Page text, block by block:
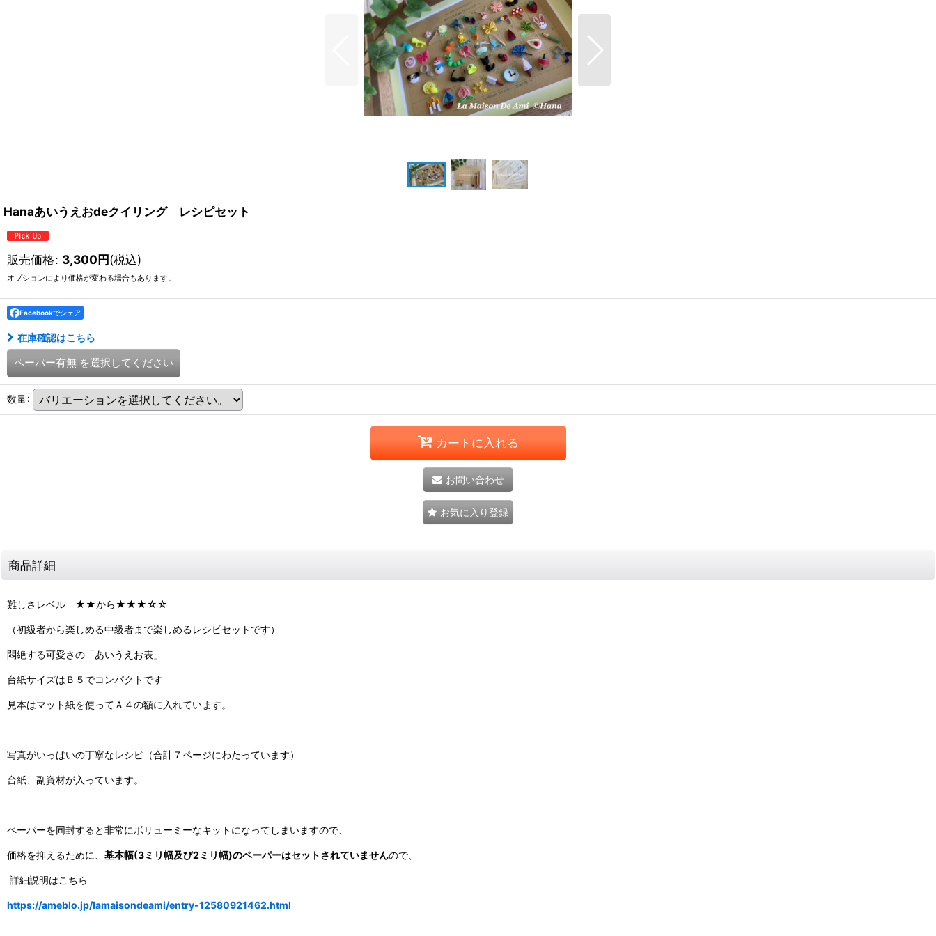
Hanaあいうえおdeクイリング レシピセット
販売価格: 3,300円(税込)
オプションにより価格が変わる場合もあります。
Facebookでシェア
在庫確認はこちら
ペーパー有無 を選択してください
数量:
カートに入れる
お問い合わせ
お気に入り登録
商品詳細
難しさレベル ★★から★★★☆☆
（初級者から楽しめる中級者まで楽しめるレシピセットです）
悶絶する可愛さの「あいうえお表」
台紙サイズはＢ５でコンパクトです
見本はマット紙を使ってＡ４の額に入れています。
写真がいっぱいの丁寧なレシピ（合計７ページにわたっています）
台紙、副資材が入っています。
ペーパーを同封すると非常にボリューミーなキットになってしまいますので、
価格を抑えるために、 基本幅(3ミリ幅及び2ミリ幅)のペーパーはセットされていませんので、
詳細説明はこちら
https://ameblo.jp/lamaisondeami/entry-12580921462.html